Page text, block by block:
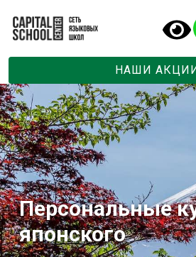
НАШИ
Персональные
японского